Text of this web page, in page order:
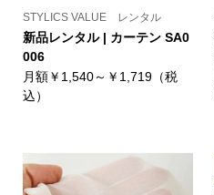
STYLICS VALUE レンタル
新品レンタル | カーテン SA0
006
月額￥1,540～￥1,719（税
込）